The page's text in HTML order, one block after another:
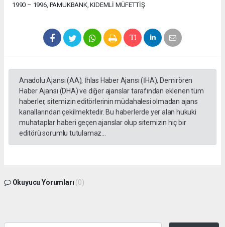
1990 – 1996, PAMUKBANK, KIDEMLİ MÜFETTİŞ
Anadolu Ajansı (AA), İhlas Haber Ajansı (İHA), Demirören
Haber Ajansı (DHA) ve diğer ajanslar tarafından eklenen tüm
haberler, sitemizin editörlerinin müdahalesi olmadan ajans
kanallarından çekilmektedir. Bu haberlerde yer alan hukuki
muhataplar haberi geçen ajanslar olup sitemizin hiç bir
editörü sorumlu tutulamaz...
Okuyucu Yorumları (0)